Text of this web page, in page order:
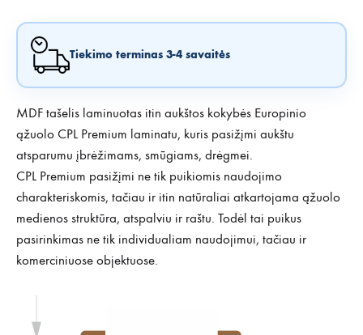
Tiekimo terminas 3-4 savaitės
MDF tašelis laminuotas itin aukštos kokybės Europinio
ąžuolo CPL Premium laminatu, kuris pasižįmi aukštu
atsparumu įbrėžimams, smūgiams, drėgmei.
CPL Premium pasižįmi ne tik puikiomis naudojimo
charakteriskomis, tačiau ir itin natūraliai atkartojama ąžuolo
medienos struktūra, atspalviu ir raštu. Todėl tai puikus
pasirinkimas ne tik individualiam naudojimui, tačiau ir
komerciniuose objektuose.